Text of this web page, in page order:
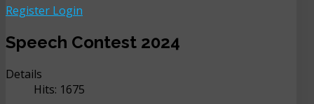
Register Login
Speech Contest 2024
Details
Hits: 1675